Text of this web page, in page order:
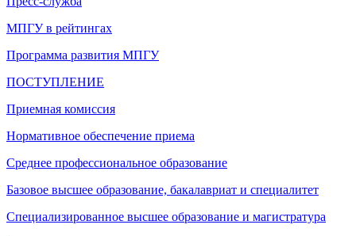
МПГУ в рейтингах
Программа развития МПГУ
ПОСТУПЛЕНИЕ
Приемная комиссия
Нормативное обеспечение приема
Среднее профессиональное образование
Базовое высшее образование, бакалавриат и специалитет
Специализированное высшее образование и магистратура